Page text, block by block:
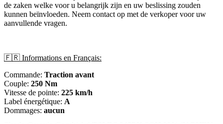
de zaken welke voor u belangrijk zijn en uw beslissing zouden
kunnen beïnvloeden. Neem contact op met de verkoper voor uw
aanvullende vragen.
🇫🇷 Informations en Français:
Commande: Traction avant
Couple: 250 Nm
Vitesse de pointe: 225 km/h
Label énergétique: A
Dommages: aucun